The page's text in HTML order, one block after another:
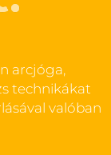
arcjóga,
technikákat
valóban